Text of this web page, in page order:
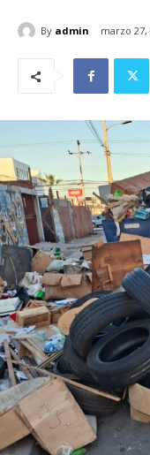
By admin marzo 27,